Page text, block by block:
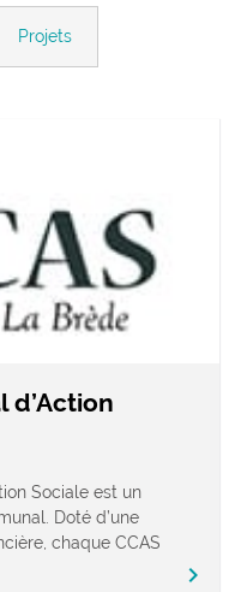
Projets
d’Action
Sociale est un
Doté d’une
chaque CCAS
chevron_right